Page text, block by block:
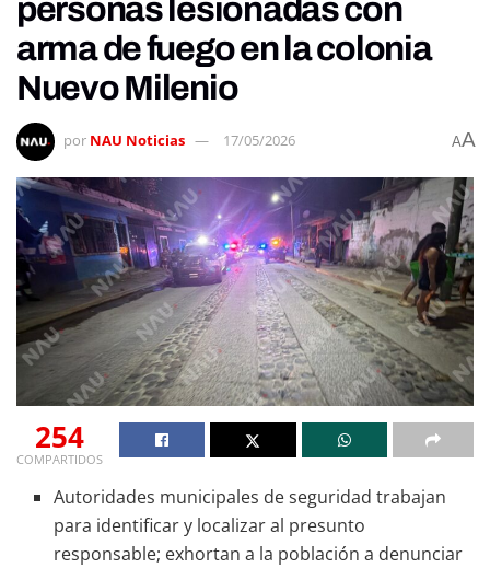
personas lesionadas con
arma de fuego en la colonia
Nuevo Milenio
por NAU Noticias 17/05/2026 AA
254
COMPARTIDOS
Autoridades municipales de seguridad trabajan
para identificar y localizar al presunto
responsable; exhortan a la población a denunciar